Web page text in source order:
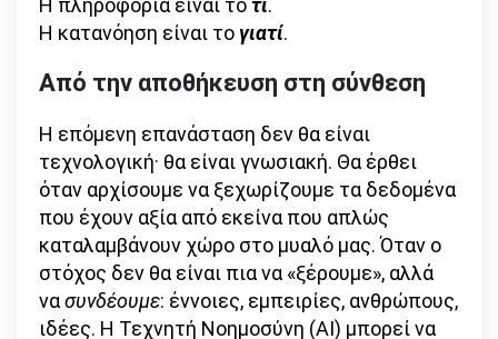
Η πληροφορία είναι τοτι.
Η κατανόηση είναι το γιατί.
Από την αποθήκευση στη σύνθεση
Η επόμενη επανάσταση δεν θα είναι
τεχνολογική· θα είναι γνωσιακή. Θα έρθει
όταν αρχίσουμε να ξεχωρίζουμε τα δεδομένα
που έχουν αξία από εκείνα που απλώς
καταλαμβάνουν χώρο στο μυαλό μας. Όταν ο
στόχος δεν θα είναι πια να «ξέρουμε», αλλά
νασυνδέουμε: έννοιες, εμπειρίες, ανθρώπους,
ιδέες. Η Τεχνητή Νοημοσύνη (AI) μπορεί να